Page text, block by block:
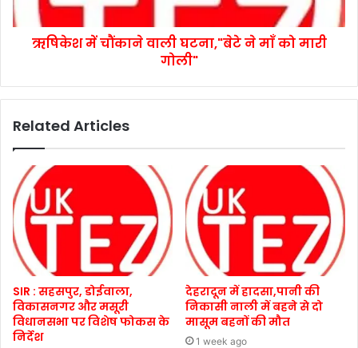
ऋषिकेश में चौंकाने वाली घटना,"बेटे ने माँ को मारी
गोली"
Related Articles
SIR : सहसपुर, डोईवाला,
विकासनगर और मसूरी
विधानसभा पर विशेष फोकस के
निर्देश
देहरादून में हादसा,पानी की
निकासी नाली में बहने से दो
मासूम बहनों की मौत
1 week ago